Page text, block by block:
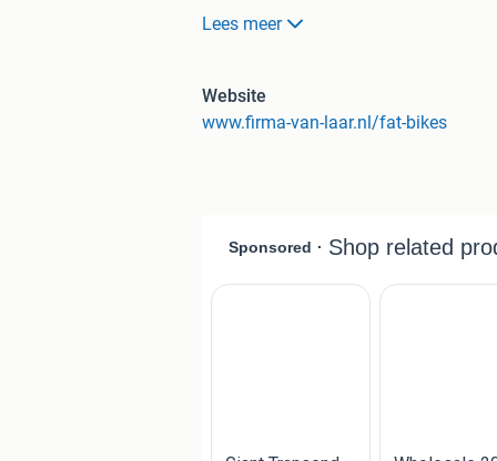
Foto: 2
Ontvang nu op alle
Het antiediefstalpakket bevat:
- Art ** Vouwslot. € 89.50.-
Kleur: mat zwart
Prijs:€1599.- inclusief optie pakket
Lees meer
Website
www.firma-van-laar.nl/fat-bikes